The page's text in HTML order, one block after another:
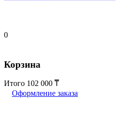
0
Корзина
Итого 102 000
Оформление заказа